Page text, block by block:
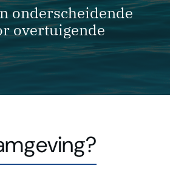
onderscheidende
overtuigende